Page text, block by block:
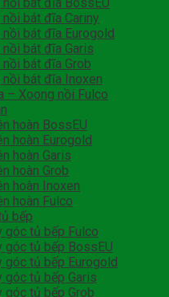
nồi bát đĩa BossEU
nồi bát đĩa Cariny
nồi bát đĩa Eurogold
nồi bát đĩa Garis
nồi bát đĩa Grob
nồi bát đĩa Inoxen
– Xoong nồi Fulco
hoàn BossEU
hoàn Eurogold
hoàn Garis
hoàn Grob
hoàn Inoxen
hoàn Fulco
bếp
góc tủ bếp Fulco
góc tủ bếp BossEU
góc tủ bếp Eurogold
góc tủ bếp Garis
góc tủ bếp Grob